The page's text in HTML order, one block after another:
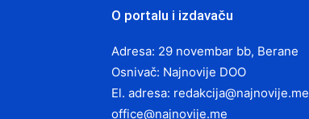
O portalu i izdavaču
Adresa: 29 novembar bb, Berane
Osnivač: Najnovije DOO
El. adresa: redakcija@najnovije.me
office@najnovije.me